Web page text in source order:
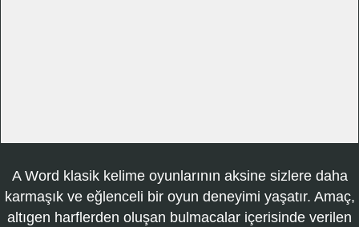
A Word klasik kelime oyunlarının aksine sizlere daha
karmaşık ve eğlenceli bir oyun deneyimi yaşatır. Amaç,
altıgen harflerden oluşan bulmacalar içerisinde verilen